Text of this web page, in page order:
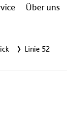
Über uns
Linie 52